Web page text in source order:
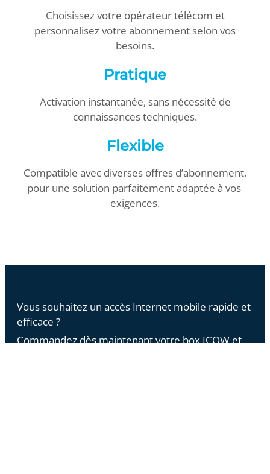
Choisissez votre opérateur télécom et
personnalisez votre abonnement selon vos
besoins.
Pratique
Activation instantanée, sans nécessité de
connaissances techniques.
Flexible
Compatible avec diverses offres d’abonnement,
pour une solution parfaitement adaptée à vos
exigences.
Vous souhaitez un accès Internet mobile rapide et
efficace ?
Commandez dès maintenant votre box ICOW et